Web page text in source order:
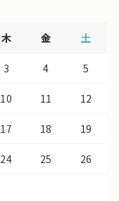
木 金 土
3 4 5
10 11 12
17 18 19
24 25 26